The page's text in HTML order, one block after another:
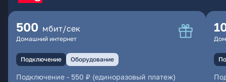
500 мбит/сек
Домашний интернет
Подключение Оборудование
Подключение - 550 ₽ (единоразовый платеж)